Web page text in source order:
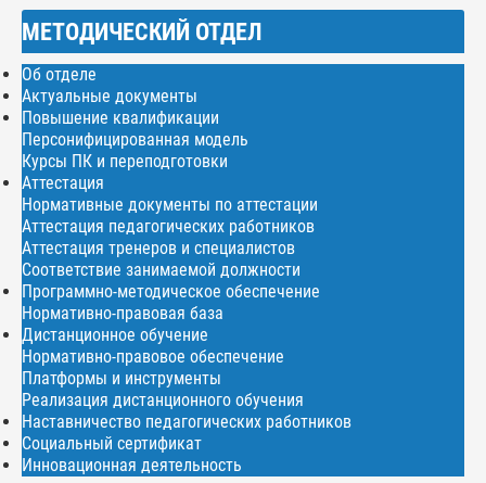
МЕТОДИЧЕСКИЙ ОТДЕЛ
Об отделе
Актуальные документы
Повышение квалификации
Персонифицированная модель
Курсы ПК и переподготовки
Аттестация
Нормативные документы по аттестации
Аттестация педагогических работников
Аттестация тренеров и специалистов
Соответствие занимаемой должности
Программно-методическое обеспечение
Нормативно-правовая база
Дистанционное обучение
Нормативно-правовое обеспечение
Платформы и инструменты
Реализация дистанционного обучения
Наставничество педагогических работников
Социальный сертификат
Инновационная деятельность